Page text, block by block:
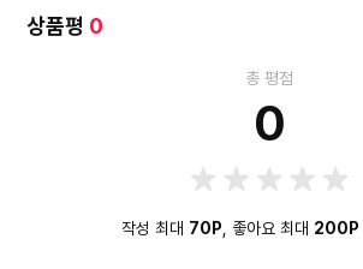
상품평 0
총 평점
0
작성 최대 70P, 좋아요 최대 200P